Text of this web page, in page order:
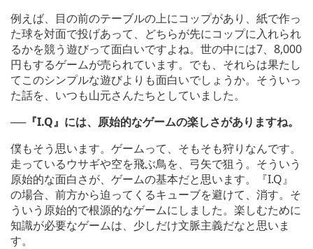
例えば、目の前のテーブルの上にコップがあり、紙で作っ
た球を対面で投げあって、どちらが先にコップに入れられ
るかを競う遊びって面白いですよね。世の中には7、8,000
円もするゲームが売られています。でも、それらは果たし
てこのシンプルな遊びよりも面白いでしょうか。そういっ
た話を、いつも山元さんたちとしていました。
──『I.Q』には、原始的なゲームの楽しさがありますね。
僕もそう思います。ゲームって、そもそも狩りなんです。
走っているウサギや空を飛ぶ鳥を、弓矢で狙う。そういう
原始的な面白さが、ゲームの基本だと思います。『I.Q』
の場合、前方から迫ってくるキューブを避けて、消す。そ
ういう原始的で根源的なゲームにしました。楽しむために
知識が必要なゲームは、少しだけ文脈主義だなと思いま
す。